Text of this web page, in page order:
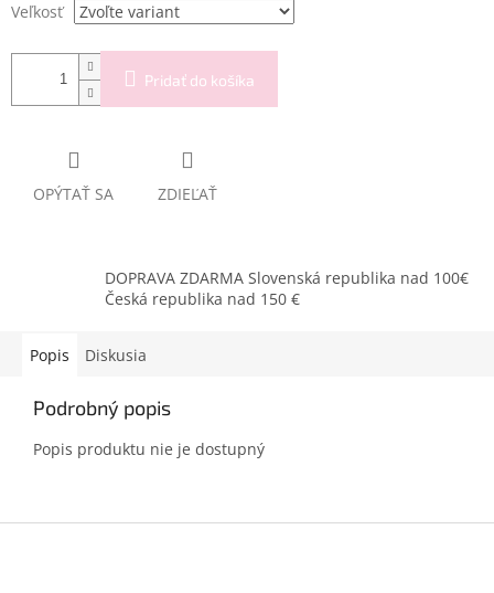
Veľkosť
Pridať do košíka
OPÝTAŤ SA ZDIEĽAŤ
DOPRAVA ZDARMA Slovenská republika nad 100€
Česká republika nad 150 €
Popis Diskusia
Podrobný popis
Popis produktu nie je dostupný